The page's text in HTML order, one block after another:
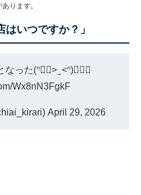
ります。
はいつですか？」
った(ᐢ👍🏻> ̫ <ᐢ)👍🏻🍞
Wx8nN3FgkF
April 29, 2026